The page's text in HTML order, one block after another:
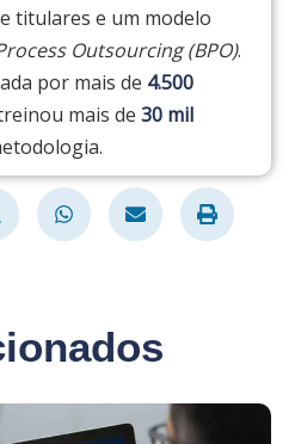
titulares e um modelo
Outsourcing (BPO).
por mais de 4.500
mais de 30 mil